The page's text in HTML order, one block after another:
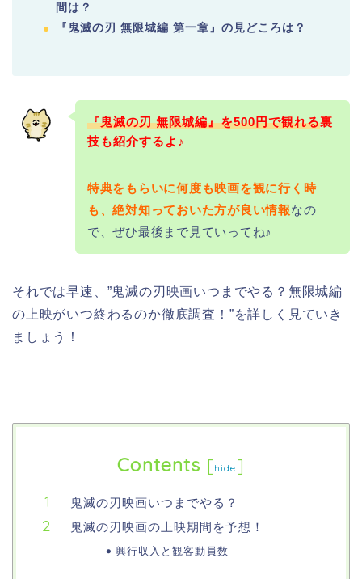
間は？
『鬼滅の刃 無限城編 第一章』の見どころは？
『鬼滅の刃 無限城編』を500円で観れる裏
技も紹介するよ♪
特典をもらいに何度も映画を観に行く時
も、絶対知っておいた方が良い情報なの
で、ぜひ最後まで見ていってね♪
それでは早速、”鬼滅の刃映画いつまでやる？無限城編
の上映がいつ終わるのか徹底調査！”を詳しく見ていき
ましょう！
Contents [hide ]
鬼滅の刃映画いつまでやる？
鬼滅の刃映画の上映期間を予想！
興行収入と観客動員数